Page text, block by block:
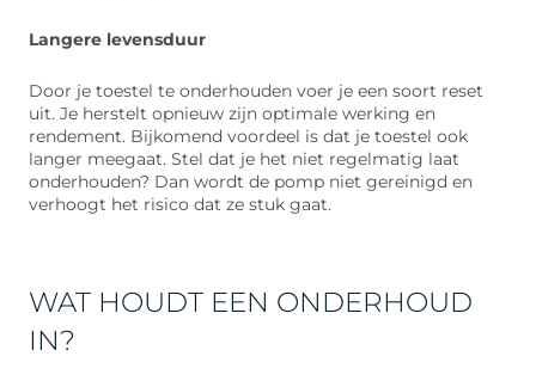
Langere levensduur
Door je toestel te onderhouden voer je een soort reset
uit. Je herstelt opnieuw zijn optimale werking en
rendement. Bijkomend voordeel is dat je toestel ook
langer meegaat. Stel dat je het niet regelmatig laat
onderhouden? Dan wordt de pomp niet gereinigd en
verhoogt het risico dat ze stuk gaat.
WAT HOUDT EEN ONDERHOUD
IN?